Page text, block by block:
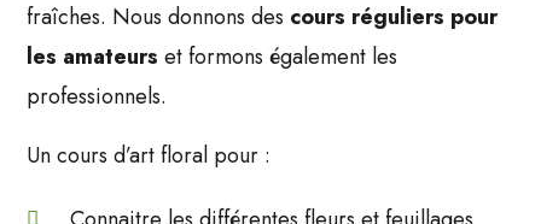
fraîches. Nous donnons des cours réguliers pour
les amateurs et formons également les
professionnels.
Un cours d’art floral pour :